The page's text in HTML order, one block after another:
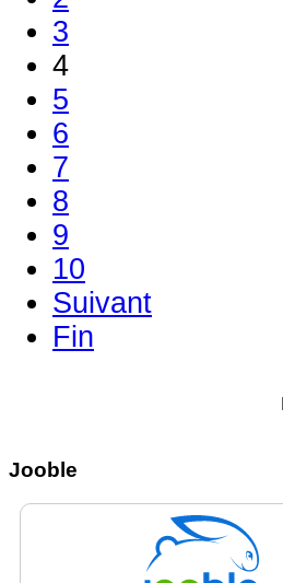
3
4
5
6
7
8
9
10
Suivant
Fin
Jooble